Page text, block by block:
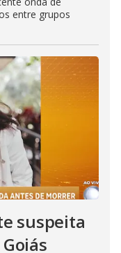
entre grupos
suspeita